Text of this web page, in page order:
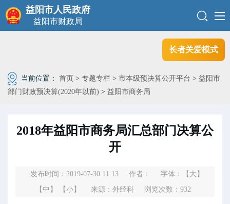
长者关爱模式
益阳市人民政府
益阳市财政局
当前位置： 首页 > 专题专栏 > 市本级预决算公开平台 > 益阳市
部门财政预决算(2020年以前) > 益阳市商务局
2018年益阳市商务局汇总部门决算公
开
发布时间：2019-07-30 11:13 作者： 字体：
【大】
【中】
【小】 来源：外经科 浏览次数： 932